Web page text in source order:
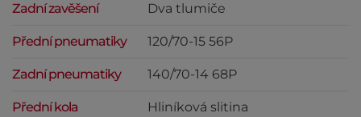
Zadní zavěšení Dva tlumiče
Přední pneumatiky 120/70-15 56P
Zadní pneumatiky 140/70-14 68P
Přední kola Hliníková slitina